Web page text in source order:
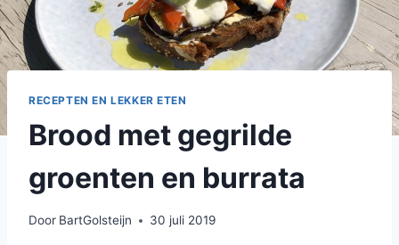
RECEPTEN EN LEKKER ETEN
Brood met gegrilde
groenten en burrata
Door BartGolsteijn 30 juli 2019